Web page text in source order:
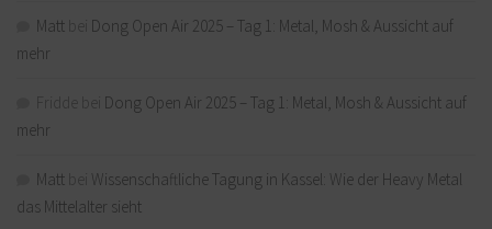
Matt
Dong Open Air 2025 – Tag 1: Metal, Mosh & Aussicht auf
mehr
Dong Open Air 2025 – Tag 1: Metal, Mosh & Aussicht auf
mehr
Matt
Wissenschaftliche Tagung in Kassel: Wie der Heavy Metal
das Mittelalter sieht